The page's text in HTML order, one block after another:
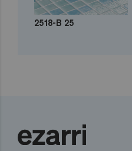
2518-B 25